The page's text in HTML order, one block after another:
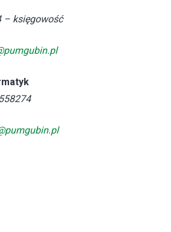
– księgowość